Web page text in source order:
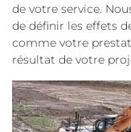
de votre service.
de définir les effets
comme votre
résultat de votre